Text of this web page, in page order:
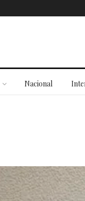
Nacional